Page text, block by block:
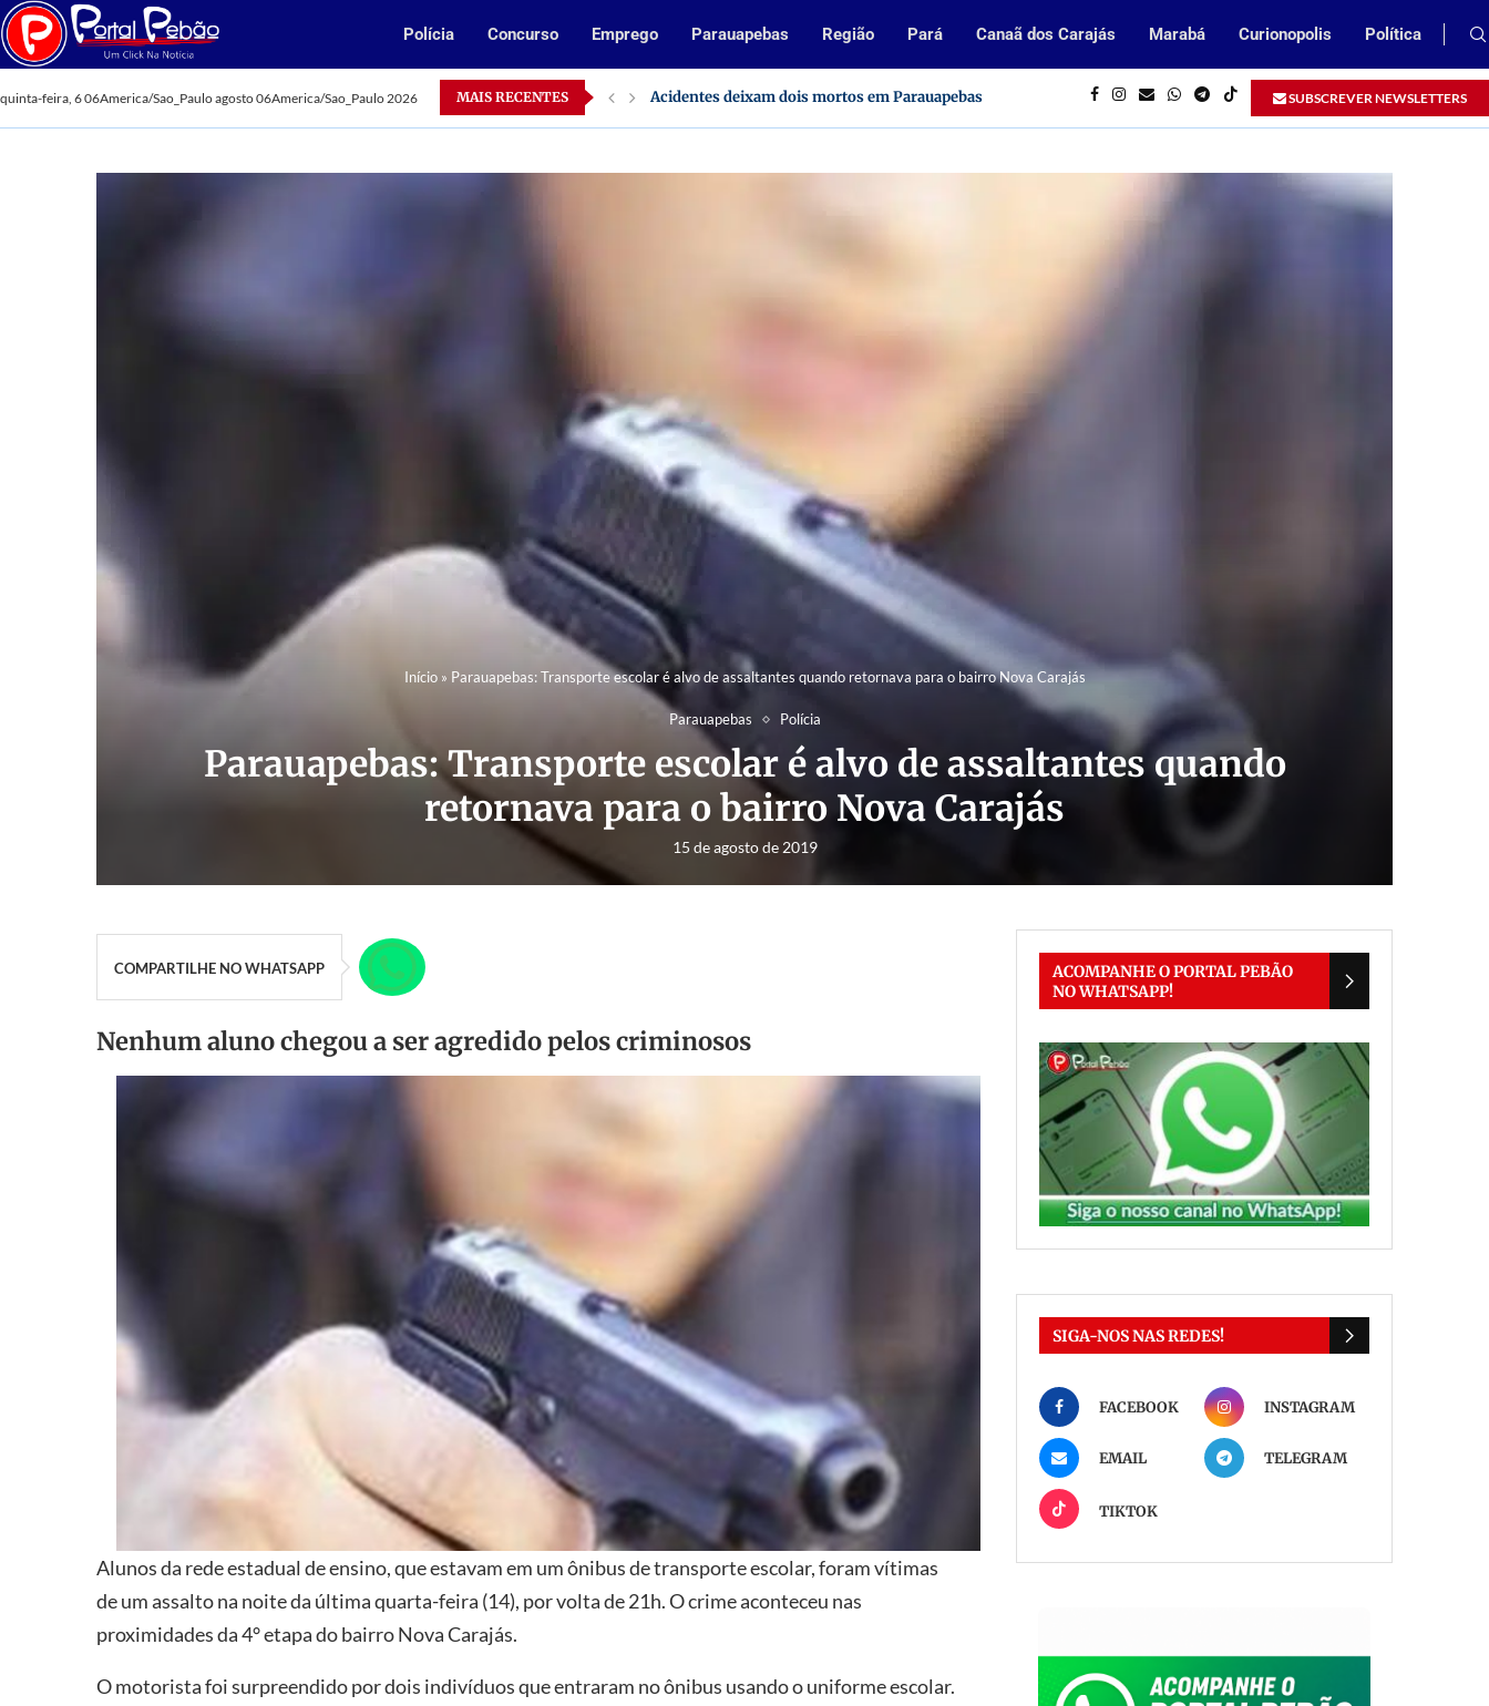
Polícia Concurso Emprego Parauapebas Região Pará Canaã dos Carajás Marabá Curionopolis Política
quinta-feira, 6 06America/Sao_Paulo agosto 06America/Sao_Paulo 2026 MAIS RECENTES
Acidentes deixam dois mortos em Parauapebas
Inscrições abertas para processo seletivo da Prefeitura de Parauapebas Prefeitura de Parauapebas abrirá
SUBSCREVER NEWSLETTERS
Início» Parauapebas: Transporte escolar é alvo de assaltantes quando retornava para o bairro Nova Carajás
Parauapebas Polícia
Parauapebas: Transporte escolar é alvo de assaltantes quando
retornava para o bairro Nova Carajás
15 de agosto de 2019
COMPARTILHE NO WHATSAPP
Nenhum aluno chegou a ser agredido pelos criminosos
Alunos da rede estadual de ensino, que estavam em um ônibus de transporte escolar, foram vítimas
de um assalto na noite da última quarta-feira (14), por volta de 21h. O crime aconteceu nas
proximidades da 4° etapa do bairro Nova Carajás.
O motorista foi surpreendido por dois indivíduos que entraram no ônibus usando o uniforme escolar.
ACOMPANHE O PORTAL PEBÃO
NO WHATSAPP!
SIGA-NOS NAS REDES!
FACEBOOK INSTAGRAM
EMAIL TELEGRAM
TIKTOK